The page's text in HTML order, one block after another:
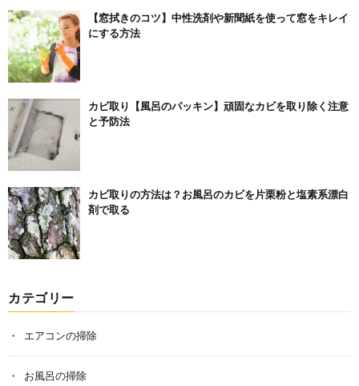
【窓拭きのコツ】中性洗剤や新聞紙を使って窓をキレイ
にする方法
カビ取り【風呂のパッキン】頑固なカビを取り除く注意
と予防法
カビ取りの方法は？お風呂のカビを片栗粉と塩素系漂白
剤で取る
カテゴリー
エアコンの掃除
お風呂の掃除